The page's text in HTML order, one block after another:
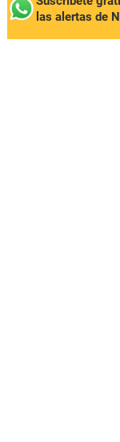
las alertas de